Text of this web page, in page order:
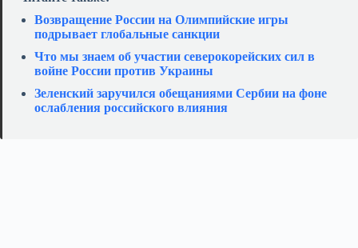
Возвращение России на Олимпийские игры
подрывает глобальные санкции
Что мы знаем об участии северокорейских сил в
войне России против Украины
Зеленский заручился обещаниями Сербии на фоне
ослабления российского влияния